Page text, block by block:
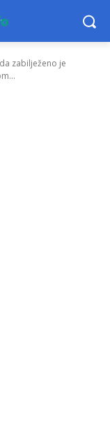
zabilježeno je